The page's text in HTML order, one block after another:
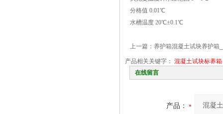
分格值 0.01℃
水槽温度 20℃±0.1℃
上一篇： 养护箱混凝土试块养护箱
产品相关关键字： 混凝土试块标养箱
在线留言
产品：